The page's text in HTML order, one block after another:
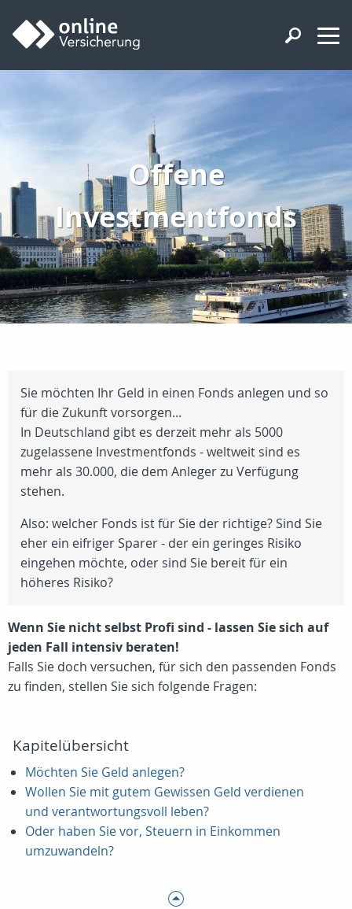
Offene
Investmentfonds
Sie möchten Ihr Geld in einen Fonds anlegen und so
für die Zukunft vorsorgen...
In Deutschland gibt es derzeit mehr als 5000
zugelassene Investmentfonds - weltweit sind es
mehr als 30.000, die dem Anleger zu Verfügung
stehen.
Also: welcher Fonds ist für Sie der richtige? Sind Sie
eher ein eifriger Sparer - der ein geringes Risiko
eingehen möchte, oder sind Sie bereit für ein
höheres Risiko?
Wenn Sie nicht selbst Profi sind - lassen Sie sich auf
jeden Fall intensiv beraten!
Falls Sie doch versuchen, für sich den passenden Fonds
zu finden, stellen Sie sich folgende Fragen:
Kapitelübersicht
Möchten Sie Geld anlegen?
Wollen Sie mit gutem Gewissen Geld verdienen
und verantwortungsvoll leben?
Oder haben Sie vor, Steuern in Einkommen
umzuwandeln?